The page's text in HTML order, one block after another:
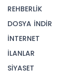
REHBERLİK
DOSYA İNDİR
İNTERNET
İLANLAR
SİYASET